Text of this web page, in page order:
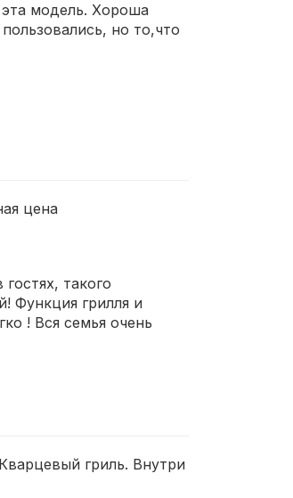
модель. Хороша
но то,что
цена
такого
Функция грилля и
! Вся семья очень
гриль. Внутри